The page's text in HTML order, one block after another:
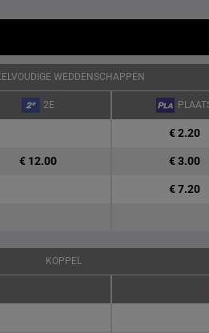
WEDDENSCHAPPEN
2E
€ 2.20
€ 12.00 € 3.00
€ 7.20
KOPPEL